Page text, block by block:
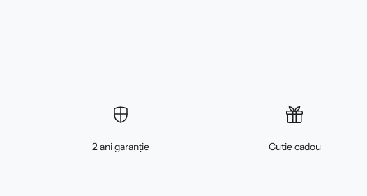
2 ani garanție Cutie cadou